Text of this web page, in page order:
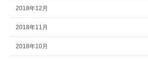
2018年12月
2018年11月
2018年10月